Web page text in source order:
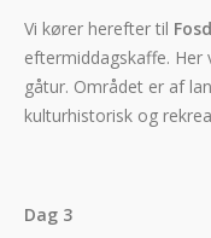
Vi kører herefter til
eftermiddagskaffe.
gåtur. Området er af
kulturhistorisk og
Dag 3